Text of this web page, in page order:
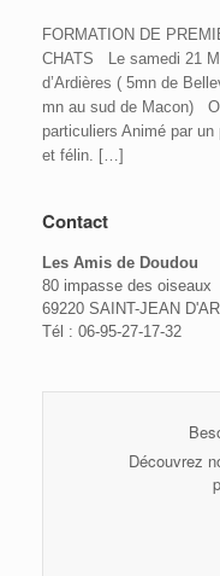
FORMATION DE
CHATS Le samedi 21
d’Ardières ( 5mn de
mn au sud de Macon)
particuliers Animé par
et félin. […]
Contact
Les Amis de Doudou
80 impasse des oiseaux
69220 SAINT-JEAN
Tél : 06-95-27-17-32
Découvrez